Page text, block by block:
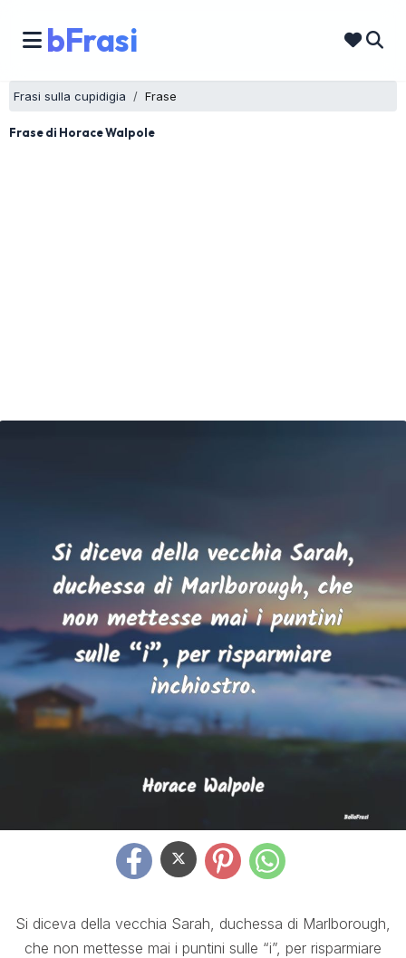
bFrasi
Frasi sulla cupidigia Frase
Frase di Horace Walpole
Si diceva della vecchia Sarah, duchessa di Marlborough,
che non mettesse mai i puntini sulle “i”, per risparmiare